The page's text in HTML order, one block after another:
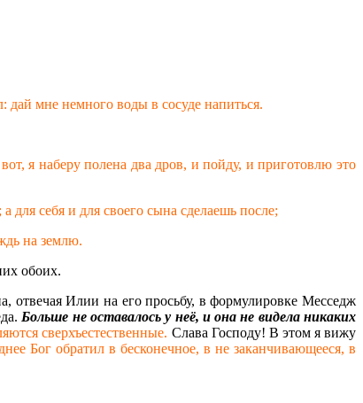
дай мне немного воды в сосуде напиться.
я наберу полена два дров, и пойду, и приготовлю это
для себя и для своего сына сделаешь после;
на землю.
обоих.
отвечая Илии на его просьбу, в формулировке Месседж
Больше не оставалось у неё, и она не видела никаких
сверхъестественные. Слава Господу! В этом я вижу
Бог обратил в бесконечное, в не заканчивающееся, в